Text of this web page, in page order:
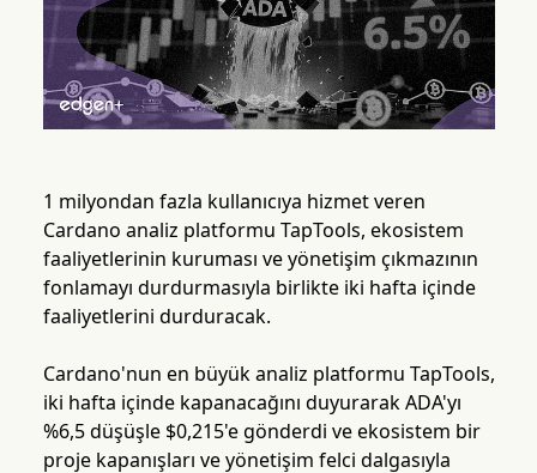
1 milyondan fazla kullanıcıya hizmet veren
Cardano analiz platformu TapTools, ekosistem
faaliyetlerinin kuruması ve yönetişim çıkmazının
fonlamayı durdurmasıyla birlikte iki hafta içinde
faaliyetlerini durduracak.
Cardano'nun en büyük analiz platformu TapTools,
iki hafta içinde kapanacağını duyurarak ADA'yı
%6,5 düşüşle $0,215'e gönderdi ve ekosistem bir
proje kapanışları ve yönetişim felci dalgasıyla